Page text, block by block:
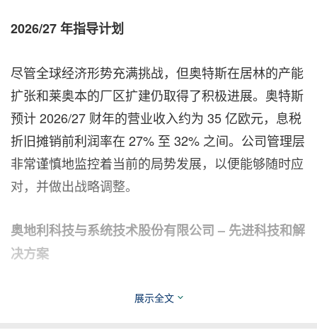
2026/27年指导计划
尽管全球经济形势充满挑战，但奥特斯在居林的产能
扩张和莱奥本的厂区扩建仍取得了积极进展。奥特斯
预计 2026/27 财年的营业收入约为 35 亿欧元，息税
折旧摊销前利润率在 27% 至 32% 之间。公司管理层
非常谨慎地监控着当前的局势发展，以便能够随时应
对，并做出战略调整。
奥地利科技与系统技术股份有限公司 – 先进科技和解
决方案
奥地利科技与系统技术股份公司简称奥特斯，是欧洲
展示全文